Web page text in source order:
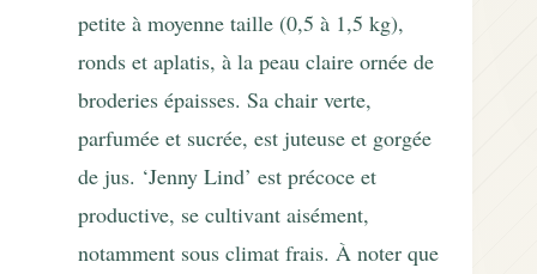
petite à moyenne taille (0,5 à 1,5 kg),
ronds et aplatis, à la peau claire ornée de
broderies épaisses. Sa chair verte,
parfumée et sucrée, est juteuse et gorgée
de jus. ‘Jenny Lind’ est précoce et
productive, se cultivant aisément,
notamment sous climat frais. À noter que